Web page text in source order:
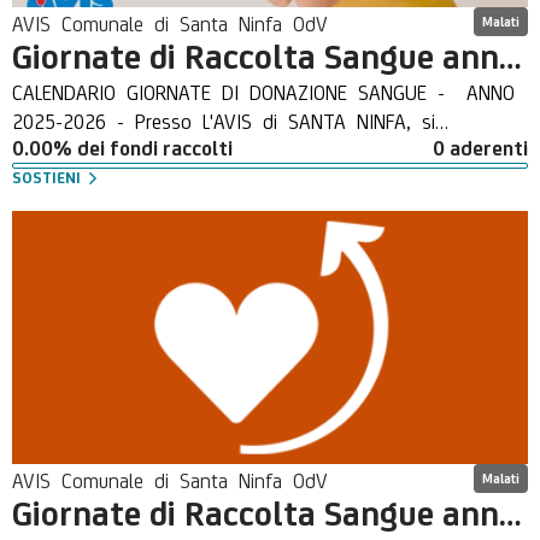
AVIS Comunale di Santa Ninfa OdV Malati
Giornate di Raccolta Sangue anno 2025-2026
CALENDARIO GIORNATE DI DONAZIONE SANGUE - ANNO
2025-2026 - Presso L'AVIS di SANTA NINFA, si
effettuerà la Giornata di Raccolta Sangue dalle ore 8,30
alle ore 12,30. Le Parole, da sole, non servono a niente.
Donare è sacrificio. Se ti senti bene dai un po' del Tuo
sangue per sentirti meglio! Aiutando gli Altri controlli la
Tua salute e aiuti Te stesso. Fidando nella Tua
sensibilità e generosità verso chi ha bisogno, Ti ricordo
che Tu puoi contribuire a salvare una vita umana anche
sollecitando amici e conoscenti a donare.
0.00% dei fondi raccolti 0 aderenti
SOSTIENI
AVIS Comunale di Santa Ninfa OdV Malati
Giornate di Raccolta Sangue anno 2026